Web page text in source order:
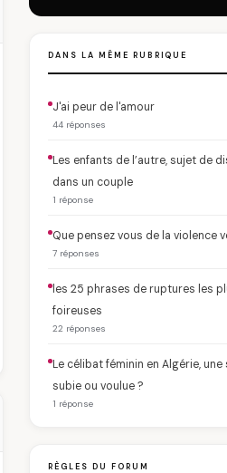
DANS LA MÊME RUBRIQUE
J'ai peur de l'amour
44 réponses
Les enfants de l’autre, sujet de
dans un couple
1 réponse
Que pensez vous de la violence
7 réponses
les 25 phrases de ruptures les
foireuses
22 réponses
Le célibat féminin en Algérie,
subie ou voulue ?
1 réponse
RÈGLES DU FORUM